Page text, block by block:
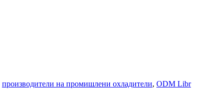
производители на промишлени охладители, ODM Libr